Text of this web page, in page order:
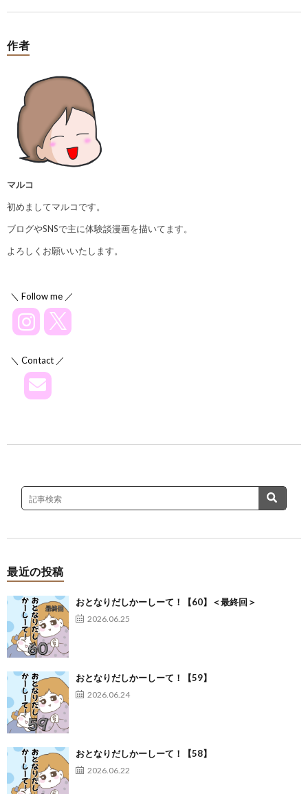
作者
マルコ
初めましてマルコです。
ブログやSNSで主に体験談漫画を描いてます。
よろしくお願いいたします。
＼ Follow me ／
＼ Contact ／
最近の投稿
おとなりだしかーしーて！【60】＜最終回＞
2026.06.25
おとなりだしかーしーて！【59】
2026.06.24
おとなりだしかーしーて！【58】
2026.06.22